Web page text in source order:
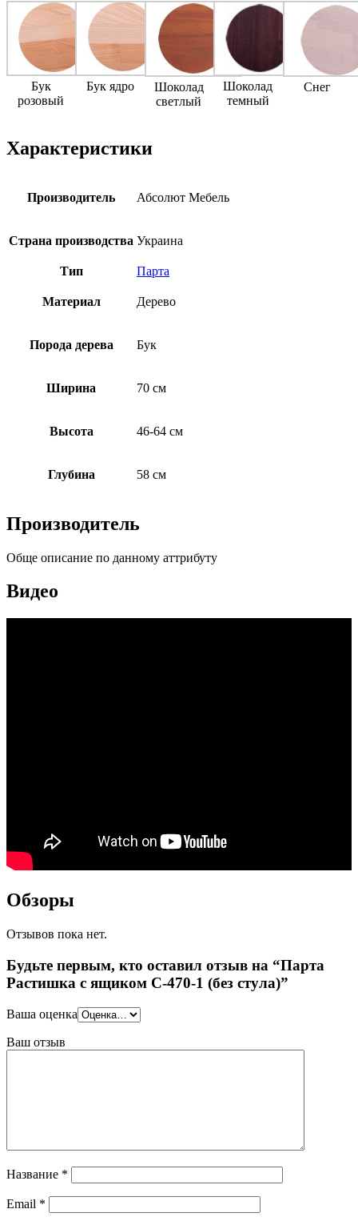
Бук
розовый
Бук ядро
Шоколад
светлый
Шоколад
темный
Снег
Характеристики
Производитель Абсолют Мебель
Страна производства Украина
Тип Парта
Материал Дерево
Порода дерева Бук
Ширина 70 см
Высота 46-64 см
Глубина 58 см
Производитель
Обще описание по данному аттрибуту
Видео
Обзоры
Отзывов пока нет.
Будьте первым, кто оставил отзыв на “Парта
Растишка с ящиком С-470-1 (без стула)”
Ваша оценка
Ваш отзыв
Название *
Email *